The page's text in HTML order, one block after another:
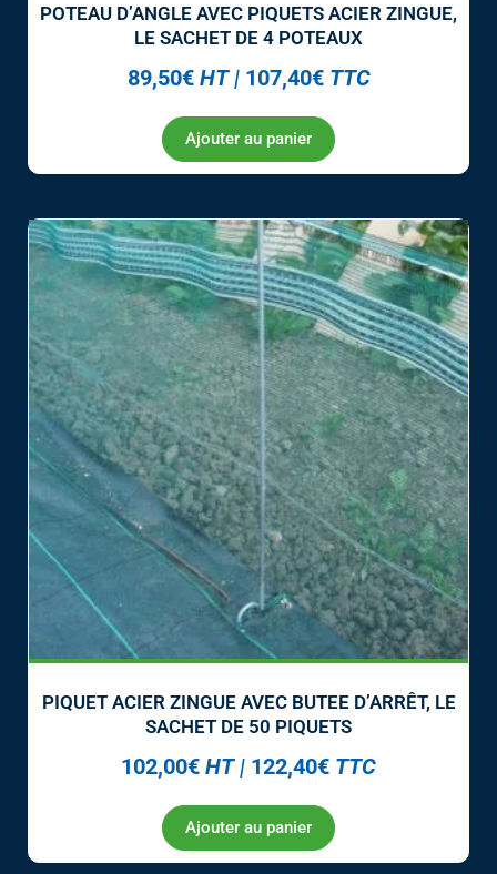
POTEAU D’ANGLE AVEC PIQUETS ACIER ZINGUE,
LE SACHET DE 4 POTEAUX
89,50€ HT | 107,40€ TTC
Ajouter au panier
PIQUET ACIER ZINGUE AVEC BUTEE D’ARRÊT, LE
SACHET DE 50 PIQUETS
102,00€ HT | 122,40€ TTC
Ajouter au panier